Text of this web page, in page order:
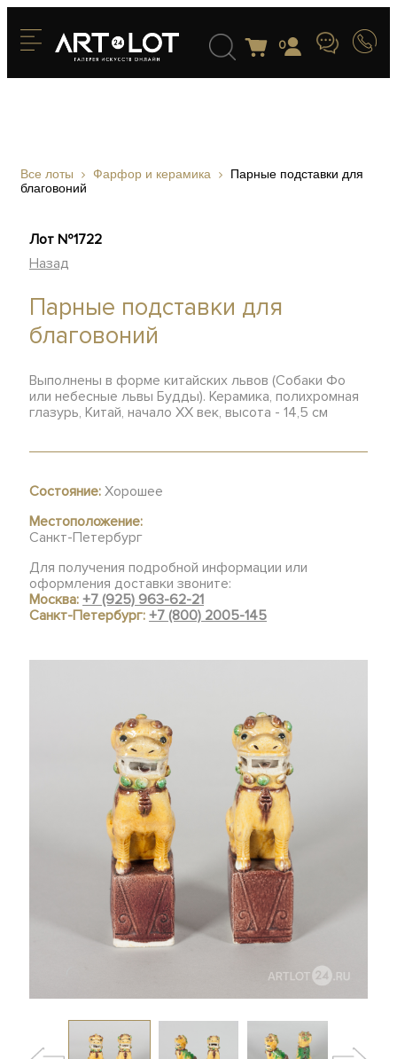
0
Все лоты Фарфор и керамика
Парные подставки для
благовоний
Лот №1722
Назад
Парные подставки для
благовоний
Выполнены в форме китайских львов (Собаки Фо
или небесные львы Будды). Керамика, полихромная
глазурь, Китай, начало ХХ век, высота - 14,5 см
Состояние: Хорошее
Местоположение:
Санкт-Петербург
Для получения подробной информации или
оформления доставки звоните:
Москва:+7 (925) 963-62-21
Санкт-Петербург:+7 (800) 2005-145